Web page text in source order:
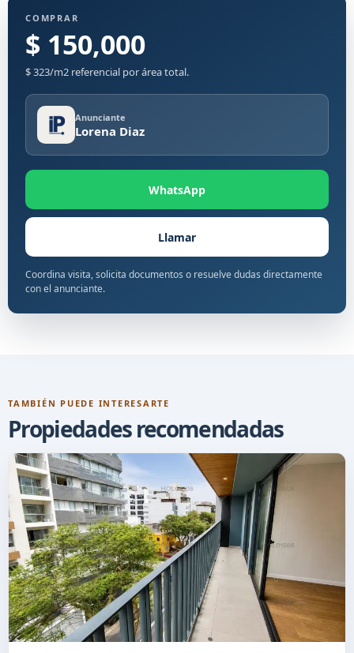
COMPRAR
$ 150,000
$ 323/m2 referencial por área total.
Anunciante
Lorena Diaz
WhatsApp
Llamar
Coordina visita, solicita documentos o resuelve dudas directamente
con el anunciante.
TAMBIÉN PUEDE INTERESARTE
Propiedades recomendadas